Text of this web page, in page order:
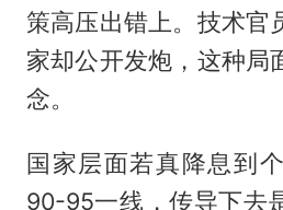
策高压出错上。技术官
家却公开发炮，这种局
念。
国家层面若真降息到
90-95一线，传导下去